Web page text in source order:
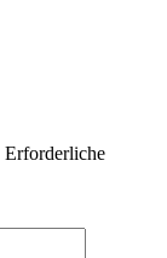
Erforderliche